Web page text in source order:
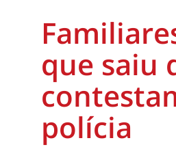
que saiu
polícia